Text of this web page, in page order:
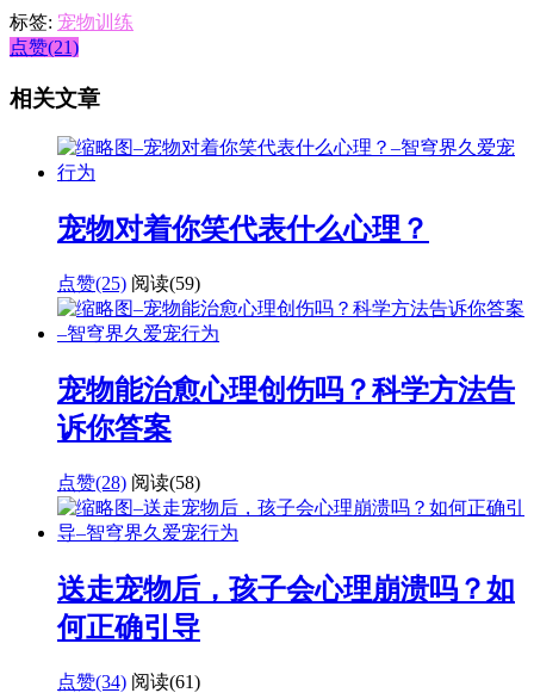
标签: 宠物训练
点赞(21)
相关文章
宠物对着你笑代表什么心理？
点赞(25) 阅读(59)
宠物能治愈心理创伤吗？科学方法告
诉你答案
点赞(28) 阅读(58)
送走宠物后，孩子会心理崩溃吗？如
何正确引导
点赞(34) 阅读(61)